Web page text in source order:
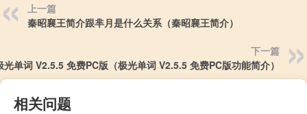
上一篇
秦昭襄王简介跟芈月是什么关系（秦昭襄王简介）
下一篇
光单词 V2.5.5 免费PC版（极光单词 V2.5.5 免费PC版功能简介）
相关问题